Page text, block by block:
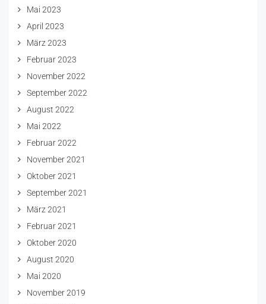
Mai 2023
April 2023
März 2023
Februar 2023
November 2022
September 2022
August 2022
Mai 2022
Februar 2022
November 2021
Oktober 2021
September 2021
März 2021
Februar 2021
Oktober 2020
August 2020
Mai 2020
November 2019